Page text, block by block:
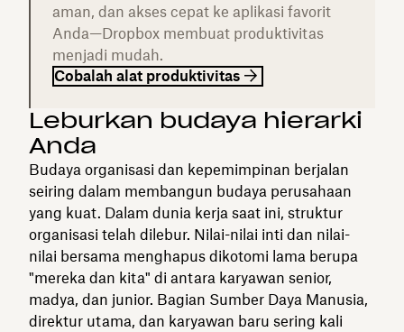
aman, dan akses cepat ke aplikasi favorit
Anda—Dropbox membuat produktivitas
menjadi mudah.
Cobalah alat produktivitas
Leburkan budaya hierarki
Anda
Budaya organisasi dan kepemimpinan berjalan
seiring dalam membangun budaya perusahaan
yang kuat. Dalam dunia kerja saat ini, struktur
organisasi telah dilebur. Nilai-nilai inti dan nilai-
nilai bersama menghapus dikotomi lama berupa
"mereka dan kita" di antara karyawan senior,
madya, dan junior. Bagian Sumber Daya Manusia,
direktur utama, dan karyawan baru sering kali